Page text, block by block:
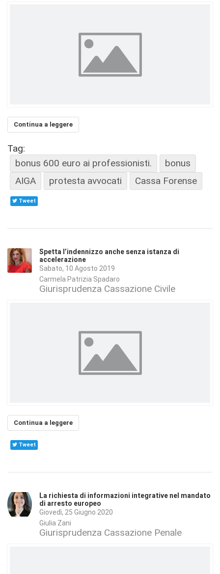
Continua a leggere
Tag:
bonus 600 euro ai professionisti.
bonus
AIGA
protesta avvocati Cassa Forense
Tweet
Spetta l’indennizzo anche senza istanza di
accelerazione
Sabato, 10 Agosto 2019
Carmela Patrizia Spadaro
Giurisprudenza Cassazione Civile
Continua a leggere
Tweet
La richiesta di informazioni integrative nel mandato
di arresto europeo
Giovedì, 25 Giugno 2020
Giulia Zani
Giurisprudenza Cassazione Penale